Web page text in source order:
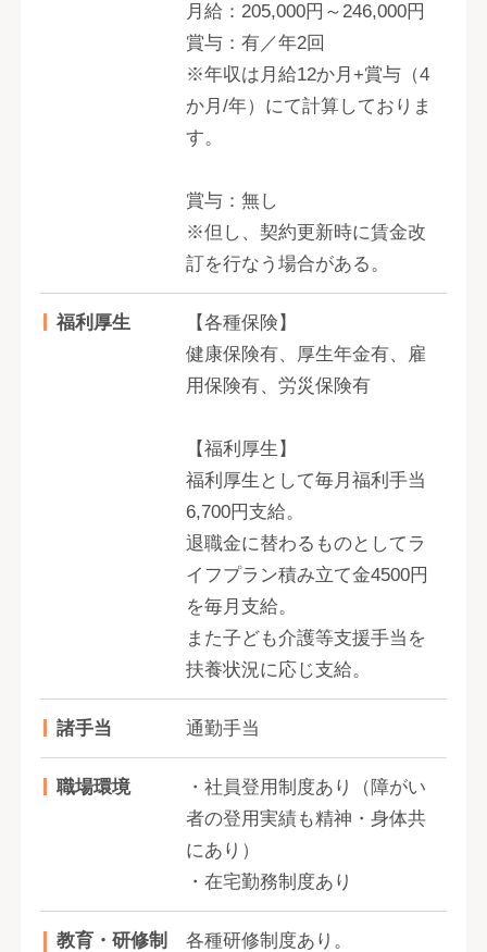
月給：205,000円～246,000円
賞与：有／年2回
※年収は月給12か月+賞与（4
か月/年）にて計算しておりま
す。
賞与：無し
※但し、契約更新時に賃金改
訂を行なう場合がある。
福利厚生
【各種保険】
健康保険有、厚生年金有、雇
用保険有、労災保険有
【福利厚生】
福利厚生として毎月福利手当
6,700円支給。
退職金に替わるものとしてラ
イフプラン積み立て金4500円
を毎月支給。
また子ども介護等支援手当を
扶養状況に応じ支給。
諸手当 通勤手当
職場環境
・社員登用制度あり（障がい
者の登用実績も精神・身体共
にあり）
・在宅勤務制度あり
教育・研修制
各種研修制度あり。